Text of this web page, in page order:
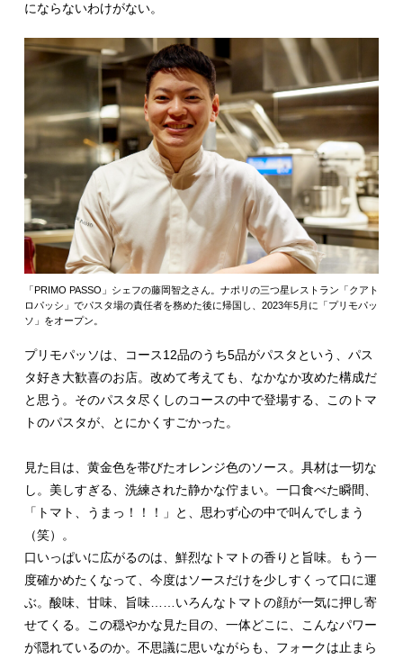
にならないわけがない。
「PRIMO PASSO」シェフの藤岡智之さん。ナポリの三つ星レストラン「クアト
ロパッシ」でパスタ場の責任者を務めた後に帰国し、2023年5月に「プリモパッ
ソ」をオープン。
プリモパッソは、コース12品のうち5品がパスタという、パス
タ好き大歓喜のお店。改めて考えても、なかなか攻めた構成だ
と思う。そのパスタ尽くしのコースの中で登場する、このトマ
トのパスタが、とにかくすごかった。
見た目は、黄金色を帯びたオレンジ色のソース。具材は一切な
し。美しすぎる、洗練された静かな佇まい。一口食べた瞬間、
「トマト、うまっ！！！」と、思わず心の中で叫んでしまう
（笑）。
口いっぱいに広がるのは、鮮烈なトマトの香りと旨味。もう一
度確かめたくなって、今度はソースだけを少しすくって口に運
ぶ。酸味、甘味、旨味……いろんなトマトの顔が一気に押し寄
せてくる。この穏やかな見た目の、一体どこに、こんなパワー
が隠れているのか。不思議に思いながらも、フォークは止まら